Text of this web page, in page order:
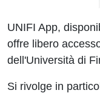
UNIFI App,
offre libero
dell'Università di
Si rivolge in